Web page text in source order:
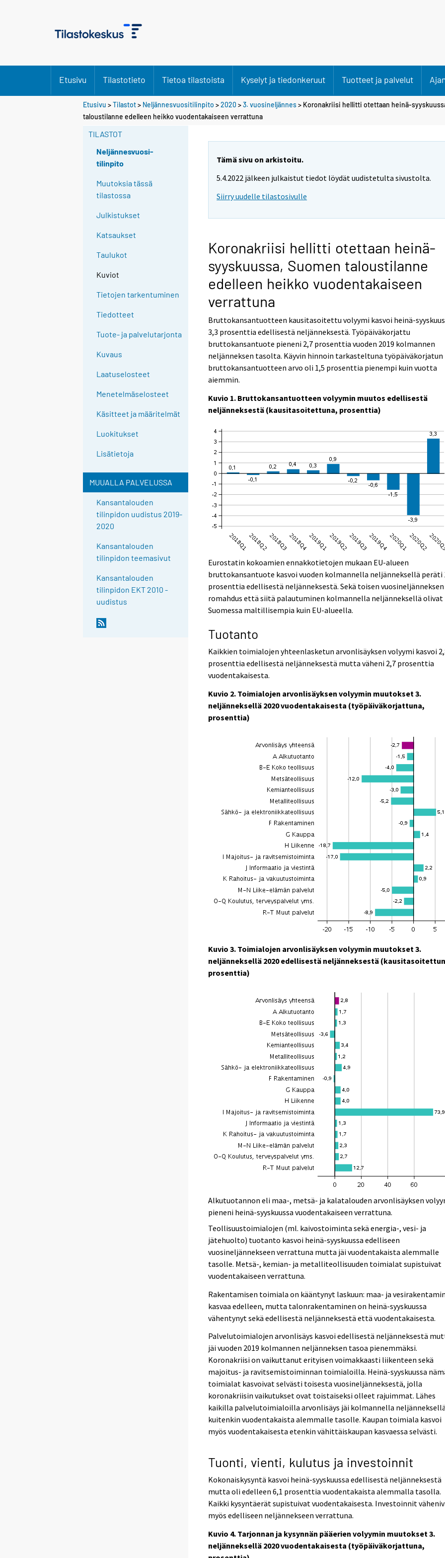
Etusivu Tilastotieto Tietoa tilastoista Kyselyt ja tiedonkeruut Tuotteet ja palvelut
Etusivu >Tilastot> Neljännesvuositilinpito >2020 >3. vuosineljännes> Koronakriisi hellitti otettaan heinä-
taloustilanne edelleen heikko vuodentakaiseen verrattuna
TILASTOT
Neljännesvuosi-
tilinpito
Muutoksia tässä
tilastossa
Julkistukset
Katsaukset
Taulukot
Kuviot
Tietojen tarkentuminen
Tiedotteet
Tuote- ja palvelutarjonta
Kuvaus
Laatuselosteet
Menetelmäselosteet
Käsitteet ja määritelmät
Luokitukset
Lisätietoja
MUUALLA PALVELUSSA
Kansantalouden
tilinpidon uudistus 2019-
2020
Kansantalouden
tilinpidon teemasivut
Kansantalouden
tilinpidon EKT 2010 -
uudistus
Tämä sivu on arkistoitu.
5.4.2022 jälkeen julkaistut tiedot löydät uudistetulta sivustolta.
Siirry uudelle tilastosivulle
Koronakriisi hellitti otettaan heinä-
syyskuussa, Suomen taloustilanne
edelleen heikko vuodentakaiseen
verrattuna
Bruttokansantuotteen kausitasoitettu volyymi kasvoi heinä-
3,3 prosenttia edellisestä neljänneksestä. Työpäiväkorjattu
bruttokansantuote pieneni 2,7 prosenttia vuoden 2019 kolmannen
neljänneksen tasolta. Käyvin hinnoin tarkasteltuna työpäiväkorjatun
bruttokansantuotteen arvo oli 1,5 prosenttia pienempi kuin vuotta
aiemmin.
Kuvio 1. Bruttokansantuotteen volyymin muutos edellisestä
neljänneksestä (kausitasoitettuna, prosenttia)
Eurostatin kokoamien ennakkotietojen mukaan EU-alueen
bruttokansantuote kasvoi vuoden kolmannella neljänneksellä peräti
prosenttia edellisestä neljänneksestä. Sekä toisen vuosineljänneksen
romahdus että siitä palautuminen kolmannella neljänneksellä olivat
Suomessa maltillisempia kuin EU-alueella.
Tuotanto
Kaikkien toimialojen yhteenlasketun arvonlisäyksen volyymi kasvoi
prosenttia edellisestä neljänneksestä mutta väheni 2,7 prosenttia
vuodentakaisesta.
Kuvio 2. Toimialojen arvonlisäyksen volyymin muutokset 3.
neljänneksellä 2020 vuodentakaisesta (työpäiväkorjattuna,
prosenttia)
Kuvio 3. Toimialojen arvonlisäyksen volyymin muutokset 3.
neljänneksellä 2020 edellisestä neljänneksestä
prosenttia)
Alkutuotannon eli maa-, metsä- ja kalatalouden arvonlisäyksen
pieneni heinä-syyskuussa vuodentakaiseen verrattuna.
Teollisuustoimialojen (ml. kaivostoiminta sekä energia-, vesi- ja
jätehuolto) tuotanto kasvoi heinä-syyskuussa edelliseen
vuosineljännekseen verrattuna mutta jäi vuodentakaista alemmalle
tasolle. Metsä-, kemian- ja metalliteollisuuden toimialat supistuivat
vuodentakaiseen verrattuna.
Rakentamisen toimiala on kääntynyt laskuun: maa- ja
kasvaa edelleen, mutta talonrakentaminen on heinä-syyskuussa
vähentynyt sekä edellisestä neljänneksestä että vuodentakaisesta.
Palvelutoimialojen arvonlisäys kasvoi edellisestä neljänneksestä
jäi vuoden 2019 kolmannen neljänneksen tasoa pienemmäksi.
Koronakriisi on vaikuttanut erityisen voimakkaasti liikenteen sekä
majoitus- ja ravitsemistoiminnan toimialoilla. Heinä-syyskuussa
toimialat kasvoivat selvästi toisesta vuosineljänneksestä, jolla
koronakriisin vaikutukset ovat toistaiseksi olleet rajuimmat. Lähes
kaikilla palvelutoimialoilla arvonlisäys jäi kolmannella
kuitenkin vuodentakaista alemmalle tasolle. Kaupan toimiala kasvoi
myös vuodentakaisesta etenkin vähittäiskaupan kasvaessa selvästi.
Tuonti, vienti, kulutus ja investoinnit
Kokonaiskysyntä kasvoi heinä-syyskuussa edellisestä neljänneksestä
mutta oli edelleen 6,1 prosenttia vuodentakaista alemmalla tasolla.
Kaikki kysyntäerät supistuivat vuodentakaisesta. Investoinnit
myös edelliseen neljännekseen verrattuna.
Kuvio 4. Tarjonnan ja kysynnän pääerien volyymin muutokset 3.
neljänneksellä 2020 vuodentakaisesta (työpäiväkorjattuna,